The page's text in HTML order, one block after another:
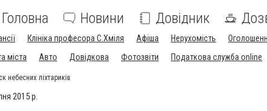
Головна Новини Довідник
Клініка професора С.Хміля Афіша Нерухомість
міста
Авто Довідкова Фотозвіти Податкова служба online
небесних ліхтариків
2015 р.